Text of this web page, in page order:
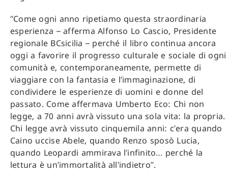
“Come ogni anno ripetiamo questa straordinaria
esperienza – afferma Alfonso Lo Cascio, Presidente
regionale BCsicilia – perché il libro continua ancora
oggi a favorire il progresso culturale e sociale di ogni
comunità e, contemporaneamente, permette di
viaggiare con la fantasia e l’immaginazione, di
condividere le esperienze di uomini e donne del
passato. Come affermava Umberto Eco: Chi non
legge, a 70 anni avrà vissuto una sola vita: la propria.
Chi legge avrà vissuto cinquemila anni: c’era quando
Caino uccise Abele, quando Renzo sposò Lucia,
quando Leopardi ammirava l’infinito… perché la
lettura è un’immortalità all’indietro”.